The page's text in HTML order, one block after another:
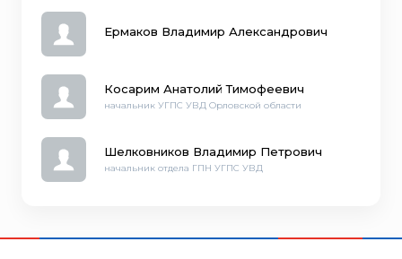
Ермаков Владимир Александрович
Косарим Анатолий Тимофеевич
начальник УГПС УВД Орловской области
Шелковников Владимир Петрович
начальник отдела ГПН УГПС УВД